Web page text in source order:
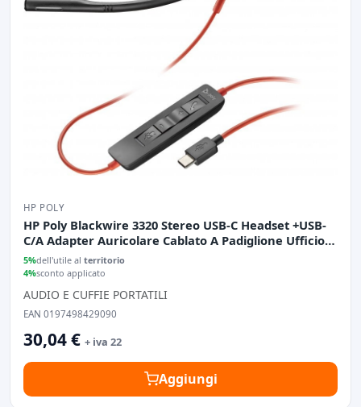
HP POLY
HP Poly Blackwire 3320 Stereo USB-C Headset +USB-
C/A Adapter Auricolare Cablato A Padiglione Ufficio
USB tipo-C Nero
5%dell'utile al territorio
4%sconto applicato
AUDIO E CUFFIE PORTATILI
EAN 0197498429090
30,04 € + iva 22
Aggiungi